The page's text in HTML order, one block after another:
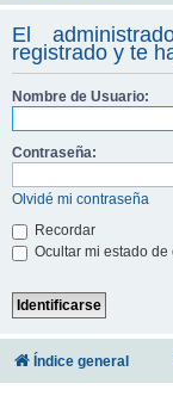
El
registrado y te
Nombre de Usuario:
Contraseña:
Olvidé mi contraseña
Recordar
Ocultar mi estado
Índice general